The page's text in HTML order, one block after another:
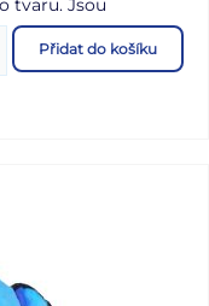
tvaru. Jsou
antistresový
– 3 různé
Přidat do košíku